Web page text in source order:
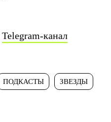
Telegram-канал
ПОДКАСТЫ ЗВЕЗДЫ